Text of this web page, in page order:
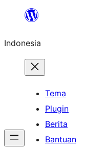
Lewati
konten
Indonesia
Tema
Plugin
Berita
Bantuan